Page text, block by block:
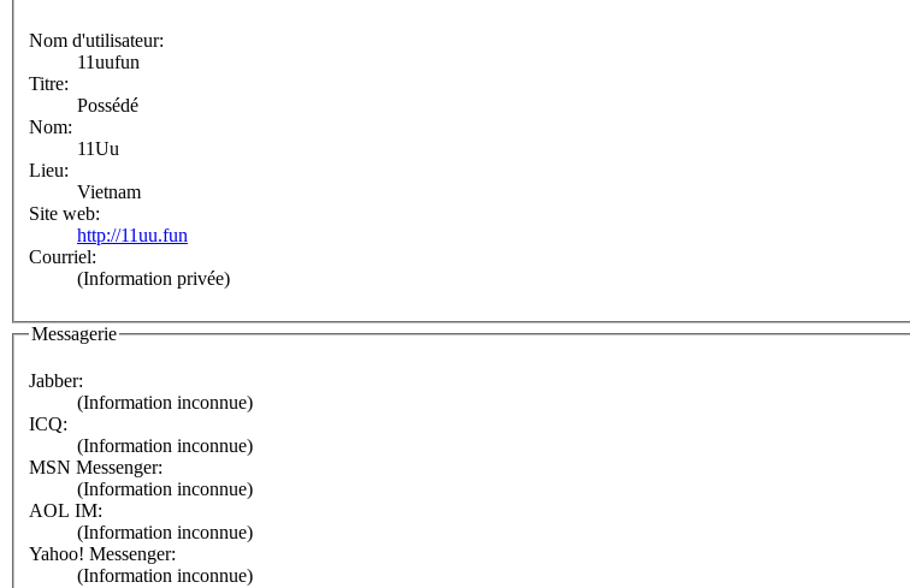
Nom d'utilisateur:
11uufun
Titre:
Possédé
Nom:
11Uu
Lieu:
Vietnam
Site web:
http://11uu.fun
Courriel:
(Information privée)
Messagerie
Jabber:
(Information inconnue)
ICQ:
(Information inconnue)
MSN Messenger:
(Information inconnue)
AOL IM:
(Information inconnue)
Yahoo! Messenger:
(Information inconnue)